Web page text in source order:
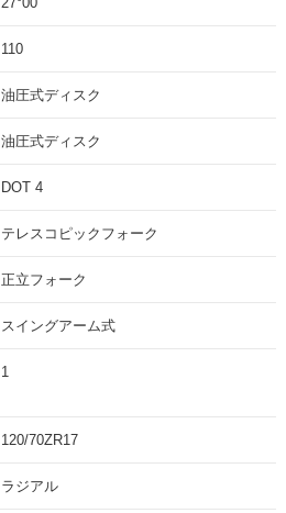
110
油圧式ディスク
油圧式ディスク
DOT 4
テレスコピックフォーク
正立フォーク
スイングアーム式
1
120/70ZR17
ラジアル